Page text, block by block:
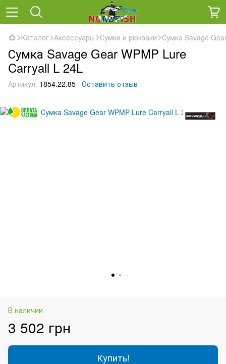
Каталог Аксессуары Сумки и рюкзаки Сумка Savage
Сумка Savage Gear WPMP Lure
Carryall L 24L
Артикул: 1854.22.85 Оставить отзыв
В наличии
3 502 грн
Купить!